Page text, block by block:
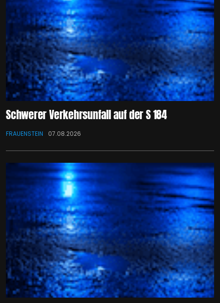
Schwerer Verkehrsunfall auf der S 184
FRAUENSTEIN 07.08.2026